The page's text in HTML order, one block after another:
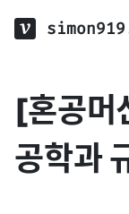
[혼공
공학과